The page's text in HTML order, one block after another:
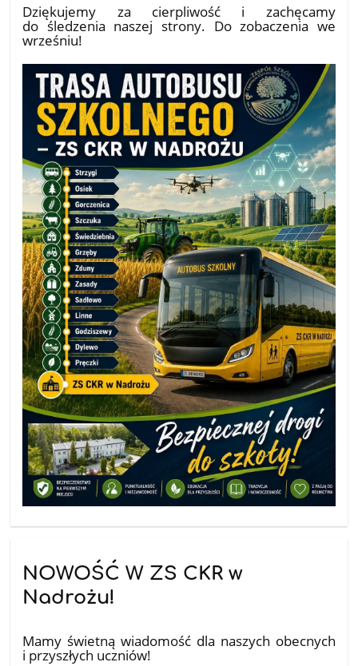
Dziękujemy za cierpliwość i zachęcamy
do śledzenia naszej strony. Do zobaczenia we
wrześniu!
NOWOŚĆ W ZS CKR w
Nadrożu!
Mamy świetną wiadomość dla naszych obecnych
i przyszłych uczniów!